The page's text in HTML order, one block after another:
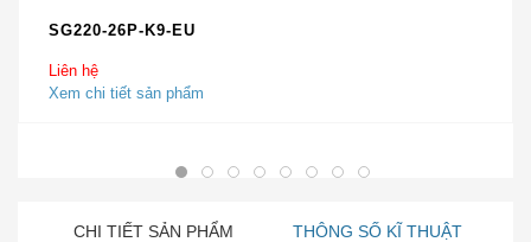
SG220-26P-K9-EU
Liên hệ
Xem chi tiết sản phẩm
CHI TIẾT SẢN PHẨM THÔNG SỐ KĨ THUẬT